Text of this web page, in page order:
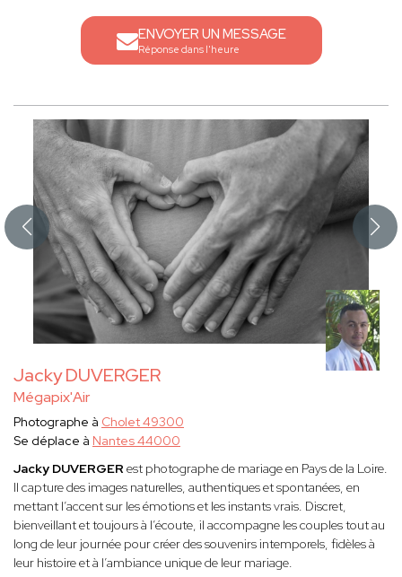
ENVOYER UN MESSAGE
Réponse dans l'heure
Jacky DUVERGER
Mégapix'Air
Photographe à Cholet 49300
Se déplace à Nantes 44000
Jacky DUVERGER est photographe de mariage en Pays de la Loire.
Il capture des images naturelles, authentiques et spontanées, en
mettant l’accent sur les émotions et les instants vrais. Discret,
bienveillant et toujours à l’écoute, il accompagne les couples tout au
long de leur journée pour créer des souvenirs intemporels, fidèles à
leur histoire et à l’ambiance unique de leur mariage.